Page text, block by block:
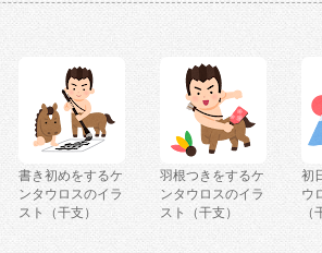
書き初めをするケ
ンタウロスのイラ
スト（干支）
羽根つきをするケ
ンタウロスのイラ
スト（干支）
初
ウ
（